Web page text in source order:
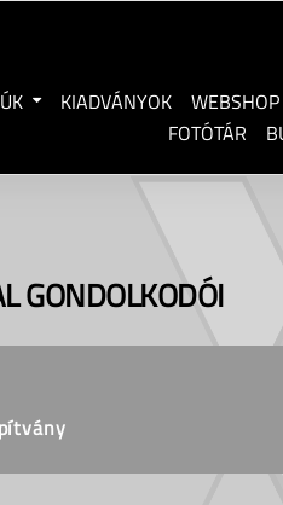
KIADVÁNYOK WEBSHOP
FOTÓTÁR
GONDOLKODÓI